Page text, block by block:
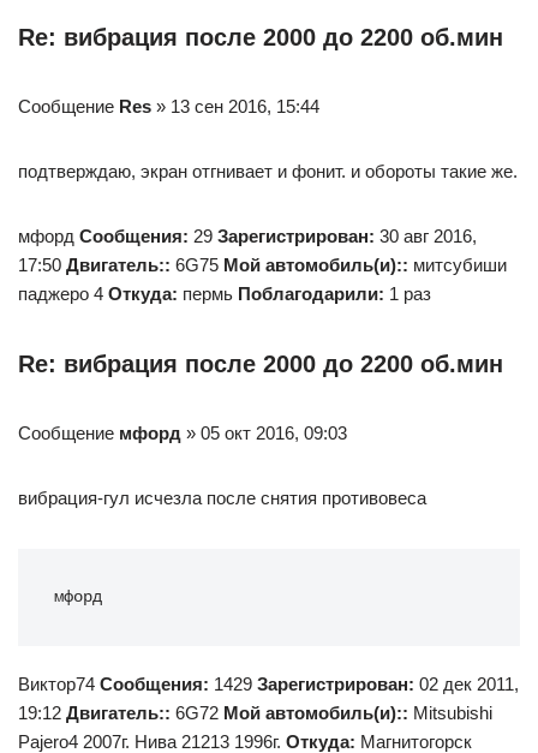
Re: вибрация после 2000 до 2200 об.мин
Сообщение Res » 13 сен 2016, 15:44
подтверждаю, экран отгнивает и фонит. и обороты такие же.
мфорд Сообщения: 29 Зарегистрирован: 30 авг 2016,
17:50 Двигатель:: 6G75 Мой автомобиль(и):: митсубиши
паджеро 4 Откуда: пермь Поблагодарили: 1 раз
Re: вибрация после 2000 до 2200 об.мин
Сообщение мфорд » 05 окт 2016, 09:03
вибрация-гул исчезла после снятия противовеса
мфорд
Виктор74 Сообщения: 1429 Зарегистрирован: 02 дек 2011,
19:12 Двигатель:: 6G72 Мой автомобиль(и):: Mitsubishi
Pajero4 2007г. Нива 21213 1996г. Откуда: Магнитогорск